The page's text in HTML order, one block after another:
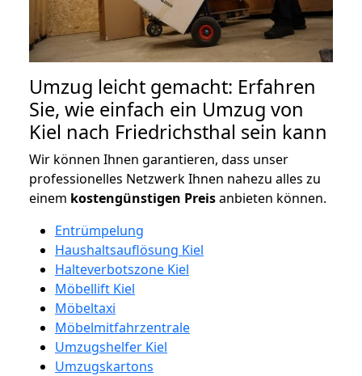
Umzug leicht gemacht: Erfahren
Sie, wie einfach ein Umzug von
Kiel nach Friedrichsthal sein kann
Wir können Ihnen garantieren, dass unser
professionelles Netzwerk Ihnen nahezu alles zu
einem kostengünstigen Preisanbieten können.
Entrümpelung
Haushaltsauflösung Kiel
Halteverbotszone Kiel
Möbellift Kiel
Möbeltaxi
Möbelmitfahrzentrale
Umzugshelfer Kiel
Umzugskartons